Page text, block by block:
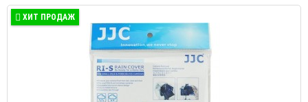
ХИТ ПРОДАЖ